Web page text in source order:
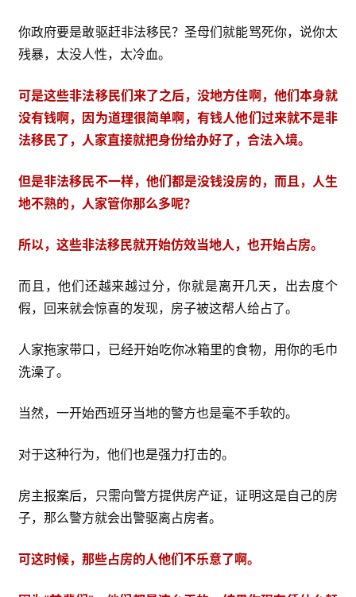
你政府要是敢驱赶非法移民？圣母们就能骂死你，说你太
残暴，太没人性，太冷血。
可是这些非法移民们来了之后，没地方住啊，他们本身就
没有钱啊，因为道理很简单啊，有钱人他们过来就不是非
法移民了，人家直接就把身份给办好了，合法入境。
但是非法移民不一样，他们都是没钱没房的，而且，人生
地不熟的，人家管你那么多呢？
所以，这些非法移民就开始仿效当地人，也开始占房。
而且，他们还越来越过分，你就是离开几天，出去度个
假，回来就会惊喜的发现，房子被这帮人给占了。
人家拖家带口，已经开始吃你冰箱里的食物，用你的毛巾
洗澡了。
当然，一开始西班牙当地的警方也是毫不手软的。
对于这种行为，他们也是强力打击的。
房主报案后，只需向警方提供房产证，证明这是自己的房
子，那么警方就会出警驱离占房者。
可这时候，那些占房的人他们不乐意了啊。